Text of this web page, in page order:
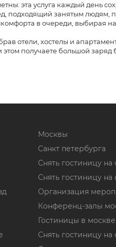
эта услуга каждый день
подходящий занятым людям,
в очереди, выбирая
отели, хостелы и
этом получаете большой заряд
Москвы
Санкт петербурга
Снять гостиницу на
Снять гостиницу на
Организация
Конференц-залы
Гостиницы в
Снять гостиницу на